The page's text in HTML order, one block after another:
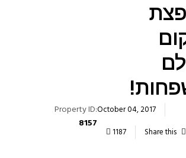
October 04, 2017
1187
Share this
Property ID:
8157